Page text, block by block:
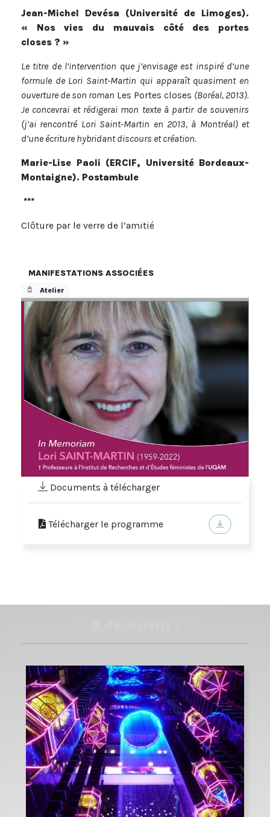
Jean-Michel Devésa (Université de Limoges).
« Nos vies du mauvais côté des portes
closes ? »
Le titre de l’intervention que j’envisage est inspiré d’une
formule de Lori Saint-Martin qui apparaît quasiment en
ouverture de son roman Les Portes closes (Boréal, 2013).
Je concevrai et rédigerai mon texte à partir de souvenirs
(j’ai rencontré Lori Saint-Martin en 2013, à Montréal) et
d’une écriture hybridant discours et création.
Marie-Lise Paoli (ERCIF, Université Bordeaux-
Montaigne). Postambule
***
Clôture par le verre de l’amitié
MANIFESTATIONS ASSOCIÉES
Atelier
Documents à télécharger
Télécharger le programme